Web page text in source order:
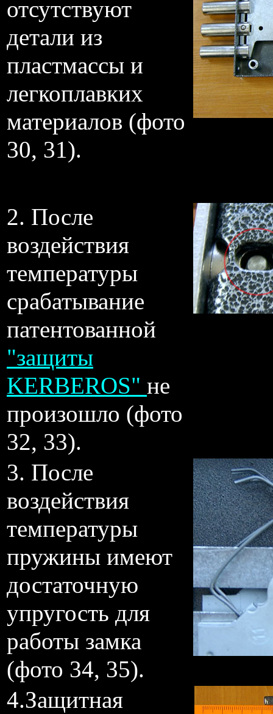
отсутствуют
детали из
пластмассы и
легкоплавких
материалов (фото
30, 31).
2. После
воздействия
температуры
срабатывание
патентованной
"защиты
KERBEROS" не
произошло (фото
32, 33).
3. После
воздействия
температуры
пружины имеют
достаточную
упругость для
работы замка
(фото 34, 35).
4.Защитная